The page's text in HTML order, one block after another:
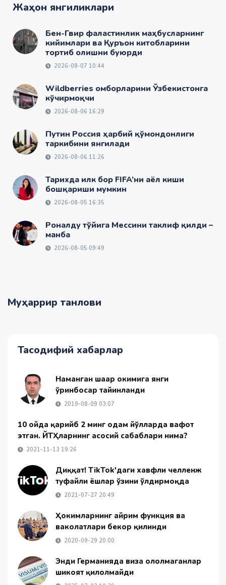
Жаҳон янгиликлари
Бен-Гвир фаластинлик маҳбусларнинг
кийимлари ва Қуръон китобларини
тортиб олишни буюрди
2026-08-07 10:44
Wildberries омборларини Ўзбекистонга
кўчирмоқчи
2026-08-06 16:29
Путин Россия ҳарбий қўмондонлиги
таркибини янгилади
2026-08-06 11:26
Тарихда илк бор FIFA’ни аёл киши
бошқариши мумкин
2026-08-05 16:35
Роналду тўйига Мессини таклиф қилди –
манба
2026-08-05 09:49
Муҳаррир танлови
Тасодифий хабарлар
Наманган шаҳар ҳокимига янги
ўринбосар тайинланди
2019-08-09 03:07
10 ойда қарийб 2 минг одам йўлларда вафот
этган. ЙТҲларнинг асосий сабаблари нима?
2021-11-13 19:26
Диққат! TikTok'даги хавфли челленж
туфайли ёшлар ўзини ўлдирмоқда
2021-07-27 20:49
Ҳокимларнинг айрим функция ва
ваколатлари бекор қилинди
2020-09-29 20:00
Энди Германияда виза ололмаганлар
шикоят қилолмайди